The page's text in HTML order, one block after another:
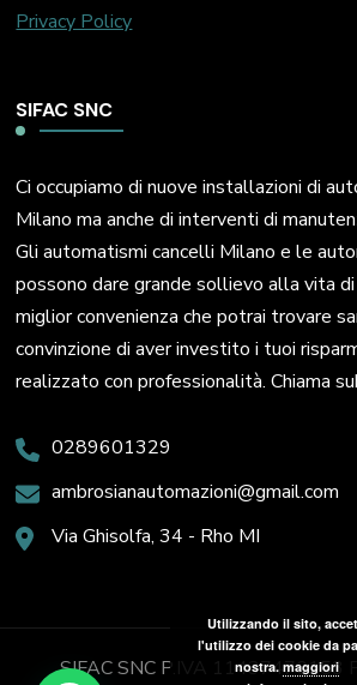
Privacy Policy
SIFAC SNC
Ci occupiamo di nuove installazioni di
Milano ma anche di interventi di
Gli automatismi cancelli Milano e le
possono dare grande sollievo alla vita
miglior convenienza che potrai trovare
convinzione di aver investito i tuoi
realizzato con professionalità. Chiama
0289601329
ambrosianautomazioni@gmail.com
Via Ghisolfa, 34 - Rho MI
SIFAC SNC P.IVA 11437470153
Utilizzando il sito,
l'utilizzo dei cookie da
nostra. maggiori